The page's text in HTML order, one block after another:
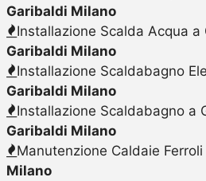
Garibaldi Milano
Installazione Scalda Acqua a
Garibaldi Milano
Installazione Scaldabagno
Garibaldi Milano
Installazione Scaldabagno a
Garibaldi Milano
Manutenzione Caldaie Ferroli
Milano